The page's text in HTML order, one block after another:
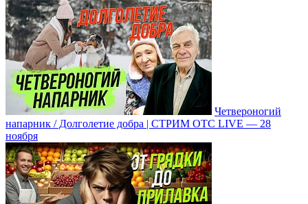
Четвероногий
напарник / Долголетие добра | СТРИМ ОТС LIVE — 28
ноября